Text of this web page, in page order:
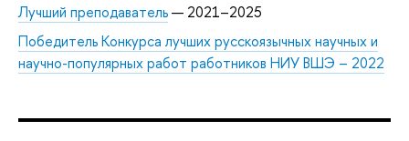
Лучший преподаватель— 2021–2025
Победитель Конкурса лучших русскоязычных научных и
научно-популярных работ работников НИУ ВШЭ – 2022